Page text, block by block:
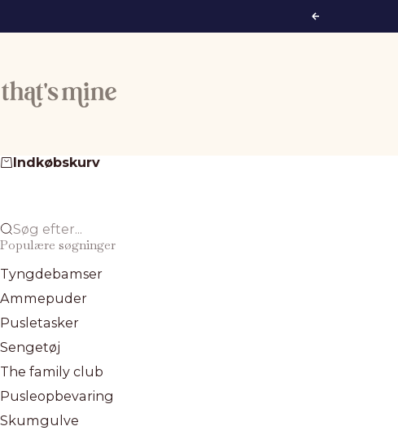
Forrige
That's Mine
Indkøbskurv
Søg efter...
Populære søgninger
Tyngdebamser
Ammepuder
Pusletasker
Sengetøj
The family club
Pusleopbevaring
Skumgulve